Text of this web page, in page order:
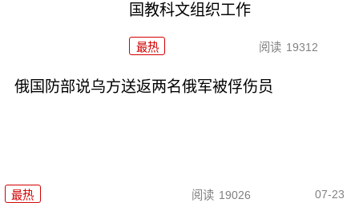
国教科文组织工作
最热 阅读 19312
俄国防部说乌方送返两名俄军被俘伤员
最热 阅读 19026 07-23